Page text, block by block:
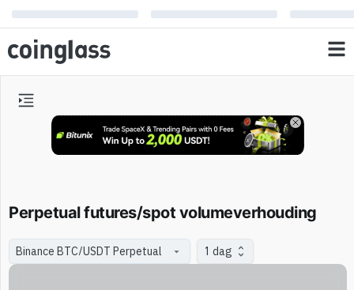
Perpetual futures/spot volumeverhouding
1 dag